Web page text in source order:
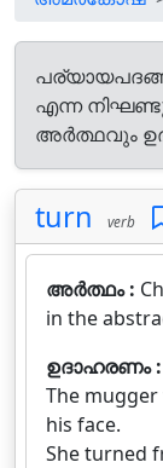
എന്ന
അർത്ഥവും
turn verb
അർത്ഥം :
in the
ഉദാഹരണം :
The
his face.
She turned